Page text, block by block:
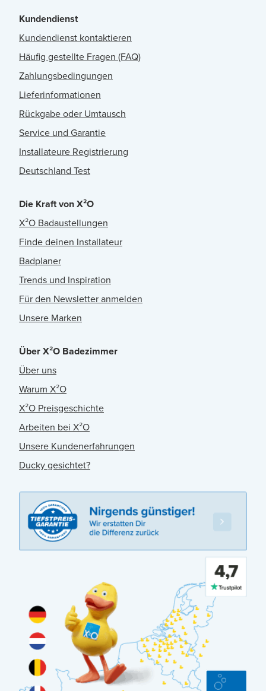
Kundendienst
Kundendienst kontaktieren
Häufig gestellte Fragen (FAQ)
Zahlungsbedingungen
Lieferinformationen
Rückgabe oder Umtausch
Service und Garantie
Installateure Registrierung
Deutschland Test
Die Kraft von X²O
X²O Badaustellungen
Finde deinen Installateur
Badplaner
Trends und Inspiration
Für den Newsletter anmelden
Unsere Marken
Über X²O Badezimmer
Über uns
Warum X²O
X²O Preisgeschichte
Arbeiten bei X²O
Unsere Kundenerfahrungen
Ducky gesichtet?